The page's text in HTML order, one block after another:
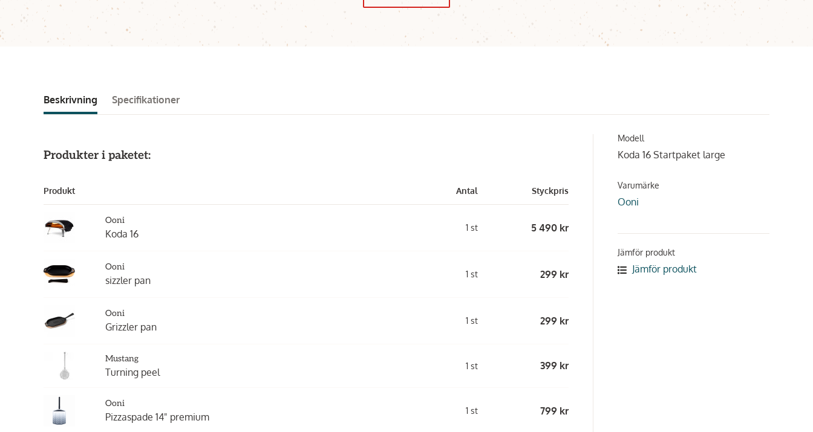
Beskrivning Specifikationer
Produkter i paketet:
Produkt Antal Styckpris
Ooni
Koda 16
1 st 5 490 kr
Ooni
sizzler pan
1 st 299 kr
Ooni
Grizzler pan
1 st 299 kr
Mustang
Turning peel
1 st 399 kr
Ooni
Pizzaspade 14" premium
1 st 799 kr
Modell
Koda 16 Startpaket large
Varumärke
Ooni
Jämför produkt
Jämför produkt